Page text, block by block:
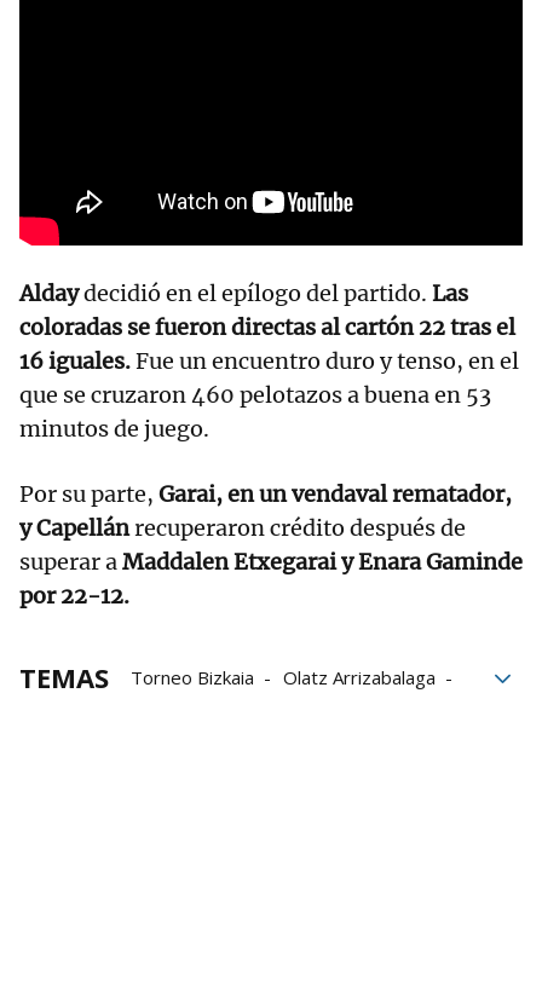
Aldaydecidió en el epílogo del partido. Las
coloradas se fueron directas al cartón 22 tras el
16 iguales.Fue un encuentro duro y tenso, en el
que se cruzaron 460 pelotazos a buena en 53
minutos de juego.
Por su parte, Garai, en un vendaval rematador,
y Capellánrecuperaron crédito después de
superar aMaddalen Etxegarai y Enara Gaminde
por 22-12.
TEMAS Torneo Bizkaia
Olatz Arrizabalaga